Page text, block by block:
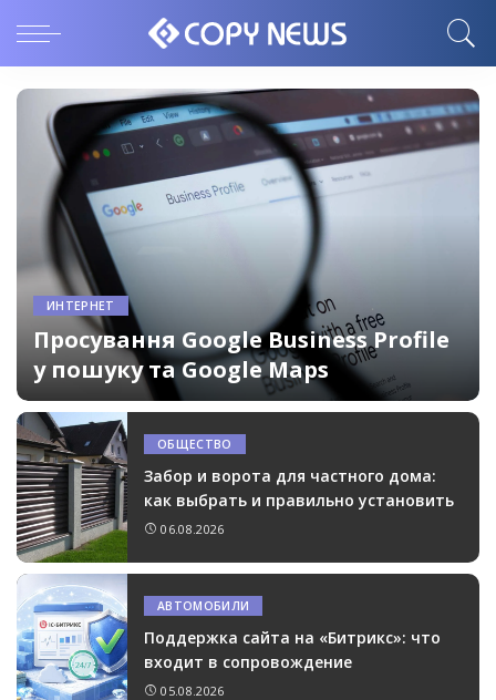
ИНТЕРНЕТ
Просування Google Business Profile
у пошуку та Google Maps
06.08.2026
ОБЩЕСТВО
Забор и ворота для частного дома:
как выбрать и правильно установить
06.08.2026
АВТОМОБИЛИ
Поддержка сайта на «Битрикс»: что
входит в сопровождение
05.08.2026